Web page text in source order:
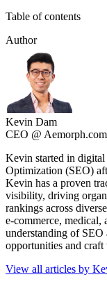
Table of contents
Author
Kevin Dam
CEO @ Aemorph.com
Kevin started in
Optimization (SEO)
Kevin has a proven
visibility, driving
rankings across
e-commerce, medical,
understanding of
opportunities and
View all articles by